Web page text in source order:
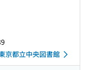
京都立中央図書館